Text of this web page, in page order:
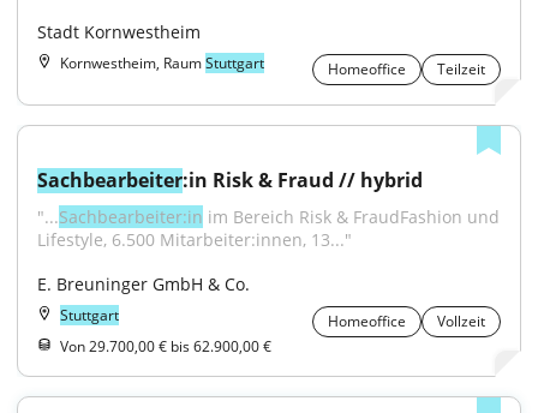
Stadt Kornwestheim
Kornwestheim, RaumStuttgart Homeoffice Teilzeit
Sachbearbeiter:in Risk & Fraud // hybrid
"...Sachbearbeiter:in im Bereich Risk & FraudFashion und
Lifestyle, 6.500 Mitarbeiter:innen, 13..."
E. Breuninger GmbH & Co.
Stuttgart Homeoffice
Vollzeit
Von 29.700,00 € bis 62.900,00 €